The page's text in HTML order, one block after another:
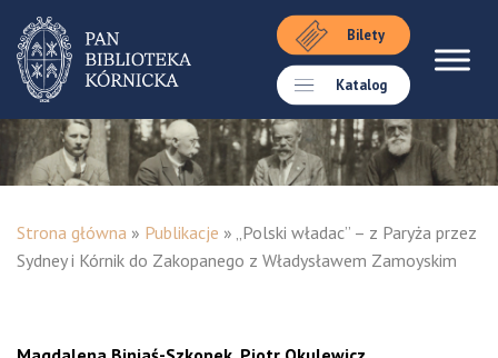
Bilety
Katalog
Strona główna » Publikacje » „Polski władac” – z Paryża przez
Sydney i Kórnik do Zakopanego z Władysławem Zamoyskim